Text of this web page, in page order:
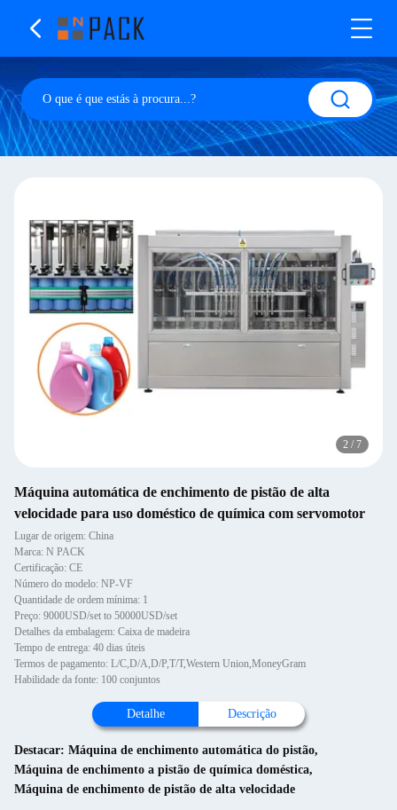
2 / 7
Máquina automática de enchimento de pistão de alta
velocidade para uso doméstico de química com servomotor
Lugar de origem: China
Marca: N PACK
Certificação: CE
Número do modelo: NP-VF
Quantidade de ordem mínima: 1
Preço: 9000USD/set to 50000USD/set
Detalhes da embalagem: Caixa de madeira
Tempo de entrega: 40 dias úteis
Termos de pagamento: L/C,D/A,D/P,T/T,Western Union,MoneyGram
Habilidade da fonte: 100 conjuntos
Detalhe Descrição
Destacar: Máquina de enchimento automática do pistão,
Máquina de enchimento a pistão de química doméstica,
Máquina de enchimento de pistão de alta velocidade